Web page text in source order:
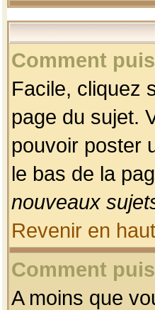
Comment
Facile, cliquez
page du sujet.
pouvoir poster
le bas de la
nouveaux
Revenir en
Comment
A moins que